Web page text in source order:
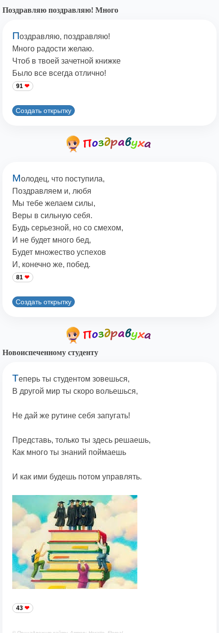
Поздравляю поздравляю! Много
Поздравляю, поздравляю!
Много радости желаю.
Чтоб в твоей зачетной книжке
Было все всегда отлично!
91
Создать открытку
Молодец, что поступила,
Поздравляем и, любя
Мы тебе желаем силы,
Веры в сильную себя.
Будь серьезной, но со смехом,
И не будет много бед,
Будет множество успехов
И, конечно же, побед.
81
Создать открытку
Новоиспеченному студенту
Теперь ты студентом зовешься,
В другой мир ты скоро вольешься,
Не дай же рутине себя запугать!
Представь, только ты здесь решаешь,
Как много ты знаний поймаешь
И как ими будешь потом управлять.
43